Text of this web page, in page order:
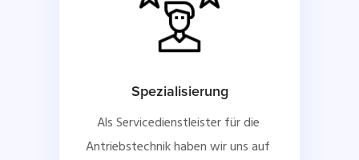
Spezialisierung
Als Servicedienstleister für die
Antriebstechnik haben wir uns auf